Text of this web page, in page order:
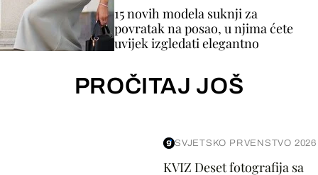
15 novih modela suknji za
povratak na posao, u njima ćete
uvijek izgledati elegantno
PROČITAJ JOŠ
SVJETSKO PRVENSTVO 2026
KVIZ Deset fotografija sa